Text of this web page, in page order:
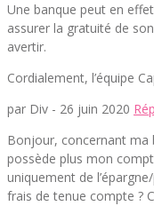
Une banque peut en
assurer la gratuité de
avertir.
Cordialement, l’équipe
par Div - 26 juin 2020
Bonjour, concernant ma
possède plus mon
uniquement de
frais de tenue compte ?